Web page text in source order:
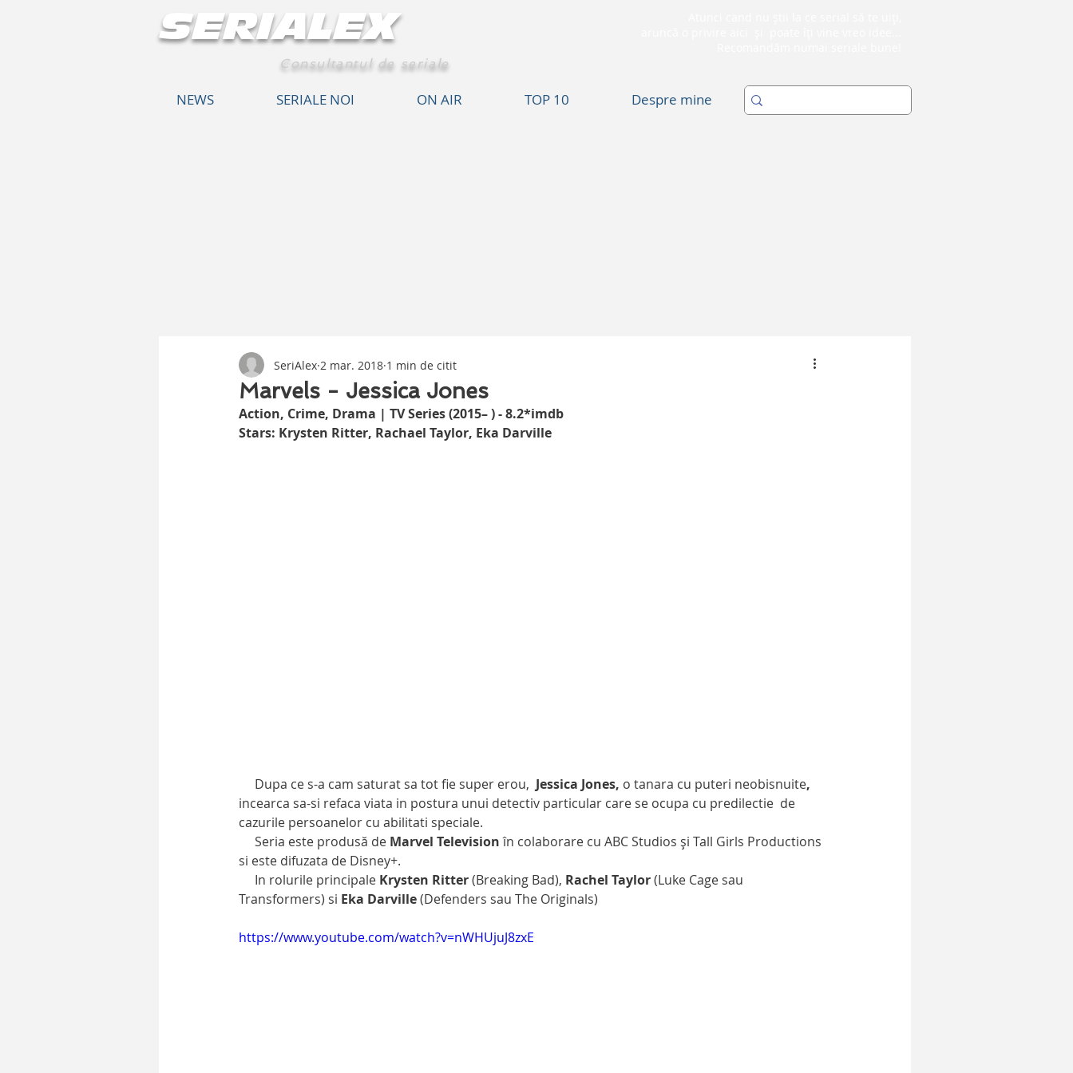
SERIALEX
Consultantul de seriale
Marvels - Jessica Jones
SeriAlex 2 mar. 2018 1 min de citit
Action, Crime, Drama | TV Series (2015– ) - 8.2*imdb
Stars: Krysten Ritter, Rachael Taylor, Eka Darville
     Dupa ce s-a cam saturat sa tot fie super erou,
Jessica Jones, o tanara cu puteri neobisnuite,
incearca sa-si refaca viata in postura unui detectiv particular care se ocupa cu predilectie  de
cazurile persoanelor cu abilitati speciale.
     Seria este produsă de
Marvel Television în colaborare cu ABC Studios și Tall Girls Productions
si este difuzata de Disney+.
     In rolurile principale
Krysten Ritter (Breaking Bad), Rachel Taylor (Luke Cage sau
Transformers) si Eka Darville (Defenders sau The Originals)
https://www.youtube.com/watch?v=nWHUjuJ8zxE
NEWS SERIALE NOI ON AIR TOP 10 Despre mine